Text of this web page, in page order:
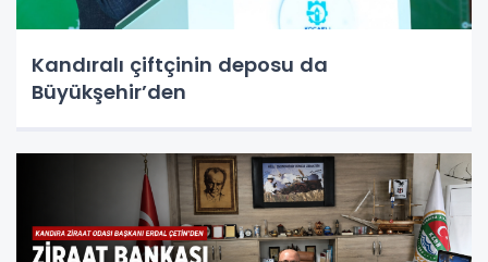
Kandıralı çiftçinin deposu da
Büyükşehir’den